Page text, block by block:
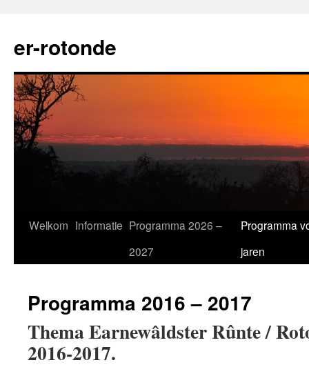
de
inhoud
er-rotonde
Welkom Informatie Programma 2026 –
2027
Programma
jaren
Programma 2016 – 2017
Thema Earnewâldster Rûnte /
2016-2017.